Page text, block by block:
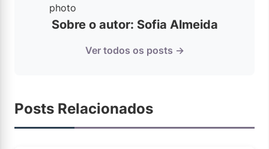
Sobre o autor: Sofia Almeida
Ver todos os posts →
Posts Relacionados